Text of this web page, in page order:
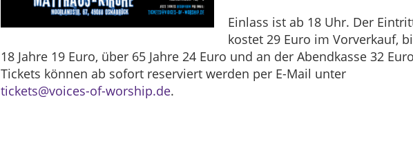
Einlass ist ab 18 Uhr. Der
kostet 29 Euro im Vorverkauf,
18 Jahre 19 Euro, über 65 Jahre 24 Euro und an der Abendkasse 32
Tickets können ab sofort reserviert werden per E-Mail unter
tickets@voices-of-worship.de.